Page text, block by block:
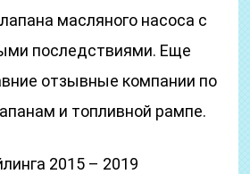
масляного насоса с
последствиями. Еще
отзывные компании по
и топливной рампе.
2015 – 2019